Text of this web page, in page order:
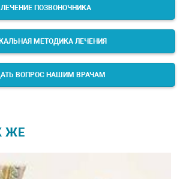
ЛЕЧЕНИЕ ПОЗВОНОЧНИКА
МЕТОДИКА ЛЕЧЕНИЯ
ВОПРОС НАШИМ ВРАЧАМ
ЖЕ